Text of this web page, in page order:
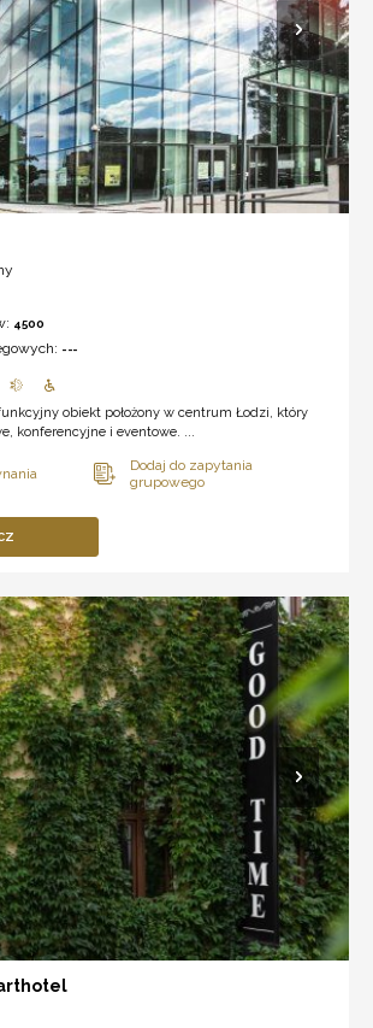
4500
---
obiekt położony w centrum Łodzi, który
konferencyjne i eventowe. ...